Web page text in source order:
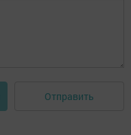
Отправить